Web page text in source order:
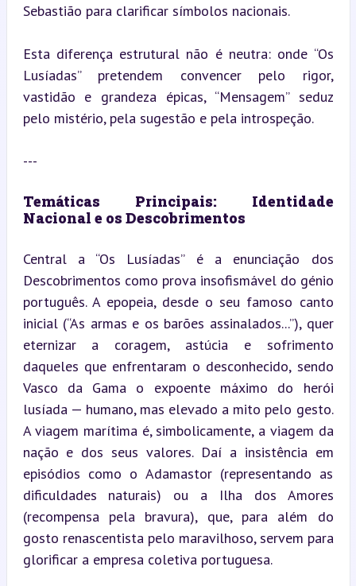
Sebastião para clarificar símbolos nacionais.
Esta diferença estrutural não é neutra: onde “Os
Lusíadas” pretendem convencer pelo rigor,
vastidão e grandeza épicas, “Mensagem” seduz
pelo mistério, pela sugestão e pela introspeção.
---
Temáticas Principais: Identidade
Nacional e os Descobrimentos
Central a “Os Lusíadas” é a enunciação dos
Descobrimentos como prova insofismável do génio
português. A epopeia, desde o seu famoso canto
inicial (“As armas e os barões assinalados...”), quer
eternizar a coragem, astúcia e sofrimento
daqueles que enfrentaram o desconhecido, sendo
Vasco da Gama o expoente máximo do herói
lusíada — humano, mas elevado a mito pelo gesto.
A viagem marítima é, simbolicamente, a viagem da
nação e dos seus valores. Daí a insistência em
episódios como o Adamastor (representando as
dificuldades naturais) ou a Ilha dos Amores
(recompensa pela bravura), que, para além do
gosto renascentista pelo maravilhoso, servem para
glorificar a empresa coletiva portuguesa.